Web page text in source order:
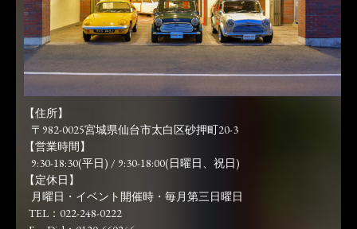
【住所】
〒982-0025宮城県仙台市太白区砂押町20-3
【営業時間】
9:30-18:30(平日) / 9:30-18:00(日曜日、祝日)
【定休日】
月曜日・イベント開催時・毎月第三日曜日
TEL：022-248-0222